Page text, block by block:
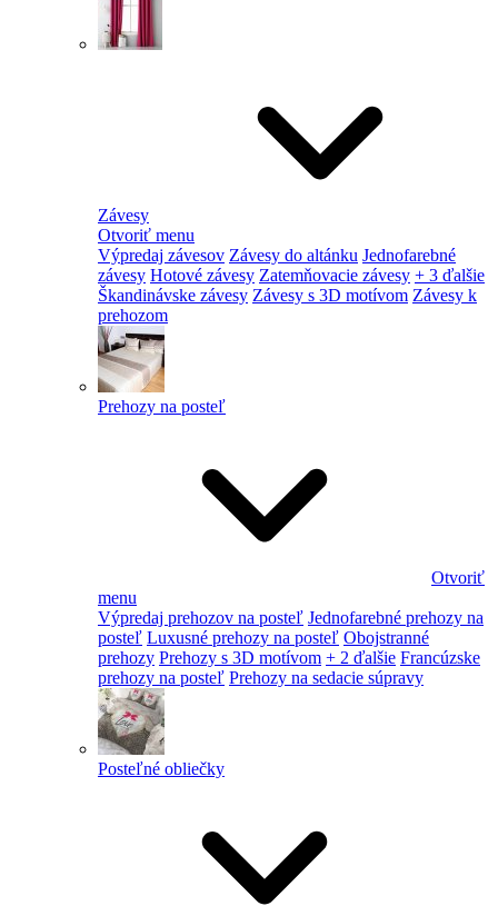
Závesy
Otvoriť menu
Výpredaj závesov Závesy do altánku Jednofarebné
závesy Hotové závesy Zatemňovacie závesy + 3 ďalšie
Škandinávske závesy Závesy s 3D motívom Závesy k
prehozom
Prehozy na posteľ
Otvoriť
menu
Výpredaj prehozov na posteľ Jednofarebné prehozy na
posteľ Luxusné prehozy na posteľ Obojstranné
prehozy Prehozy s 3D motívom + 2 ďalšie Francúzske
prehozy na posteľ Prehozy na sedacie súpravy
Posteľné obliečky